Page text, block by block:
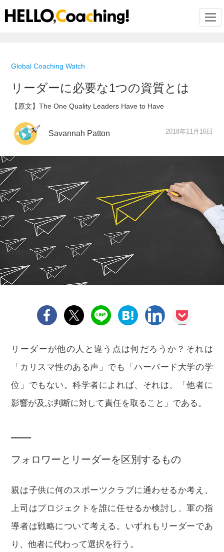
Global Coaching Watch
リーダーに必要な1つの資質とは
【原文】The One Quality Leaders Have to Have
Savannah Patton 2018年11月16日
リーダーが他の人と違う点は何だろうか？それは
「カリスマ性のある声」でも「ハーバード大学の学
位」でもない。科学者によれば、それは、「他者に
影響が及ぶ判断に対して責任を取ること」である。
フォロワーとリーダーを区別するもの
親は子供に何のスポーツクラブに通わせるか考え、
上司はプロジェクトを誰に任せるか検討し、軍の指
導者は戦略について考える。いずれもリーダーであ
り、他者に代わって選択を行う。